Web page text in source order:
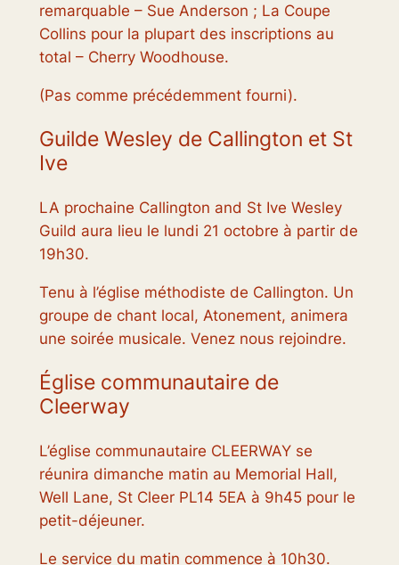
remarquable – Sue Anderson ; La Coupe
Collins pour la plupart des inscriptions au
total – Cherry Woodhouse.
(Pas comme précédemment fourni).
Guilde Wesley de Callington et St
Ive
LA prochaine Callington and St Ive Wesley
Guild aura lieu le lundi 21 octobre à partir de
19h30.
Tenu à l’église méthodiste de Callington. Un
groupe de chant local, Atonement, animera
une soirée musicale. Venez nous rejoindre.
Église communautaire de
Cleerway
L’église communautaire CLEERWAY se
réunira dimanche matin au Memorial Hall,
Well Lane, St Cleer PL14 5EA à 9h45 pour le
petit-déjeuner.
Le service du matin commence à 10h30.